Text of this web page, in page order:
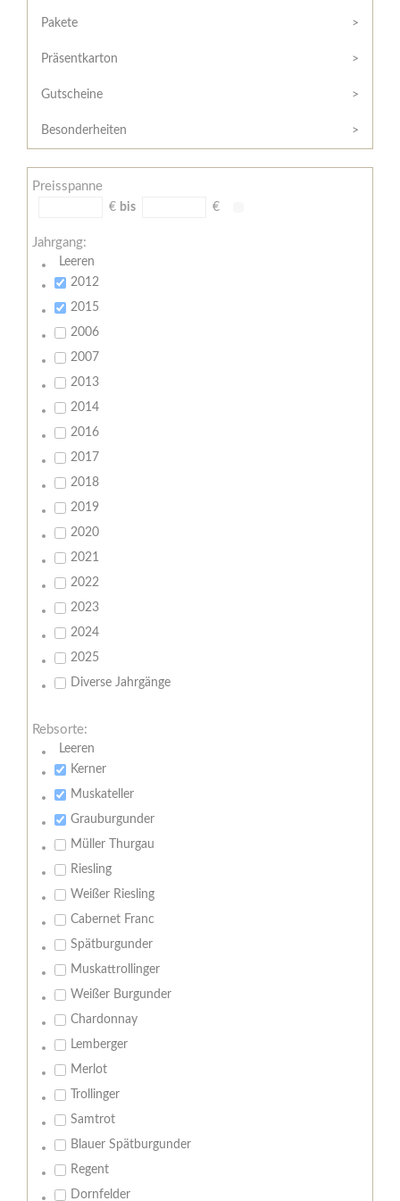
/
Widerrufsformular
AGB
Zahlungsbedingungen
Meine
Pakete
Präsentkarton
Gutscheine
Besonderheiten
Preisspanne
€ bis €
Jahrgang:
Leeren
2012
2015
2006
2007
2013
2014
2016
2017
2018
2019
2020
2021
2022
2023
2024
2025
Diverse Jahrgänge
Rebsorte:
Leeren
Kerner
Muskateller
Grauburgunder
Müller Thurgau
Riesling
Weißer Riesling
Cabernet Franc
Spätburgunder
Muskattrollinger
Weißer Burgunder
Chardonnay
Lemberger
Merlot
Trollinger
Samtrot
Blauer Spätburgunder
Regent
Dornfelder